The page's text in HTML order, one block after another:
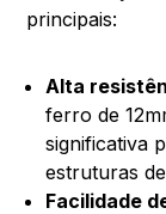
principais:
Alta
ferro de
significativa
estruturas
Facilidade